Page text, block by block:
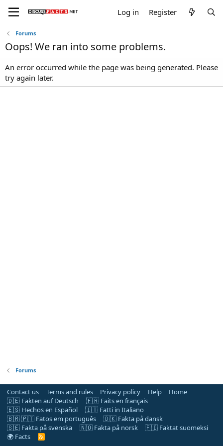
Log in Register
Forums
Oops! We ran into some problems.
An error occurred while the page was being generated. Please
try again later.
Forums
Contact us Terms and rules Privacy policy Help
Home
🇩🇪 Fakten auf Deutsch
🇫🇷 Faits en français
🇪🇸 Hechos en Español
🇮🇹 Fatti in Italiano
🇧🇷 🇵🇹 Fatos em português
🇩🇰 Fakta på dansk
🇸🇪 Fakta på svenska
🇳🇴 Fakta på norsk
🇫🇮 Faktat suomeksi
🌍 Facts
R